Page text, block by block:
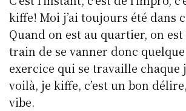
kiffe! Moi j’ai toujours été dans
Quand on est au quartier, on
train de se vanner donc quelque
exercice qui se travaille chaque
voilà, je kiffe, c’est un bon
vibe.